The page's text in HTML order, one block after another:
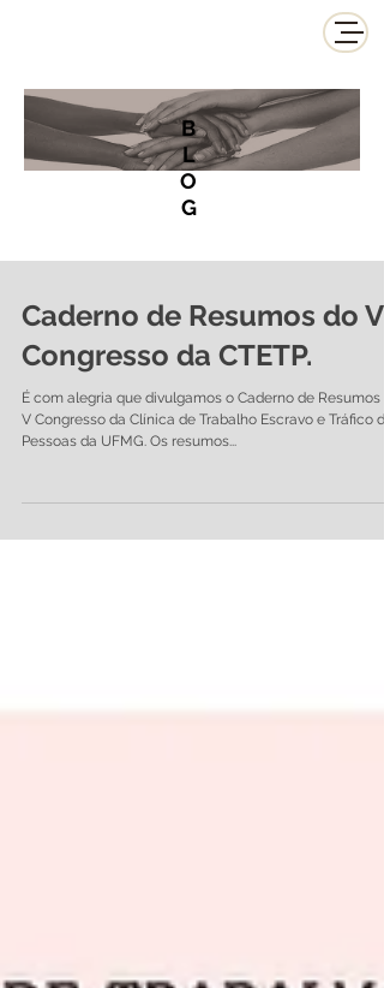
B
L
O
G
Caderno de Resumos do V
Congresso da CTETP.
É com alegria que divulgamos o Caderno de Resumos
V Congresso da Clínica de Trabalho Escravo e Tráfico de
Pessoas da UFMG. Os resumos...